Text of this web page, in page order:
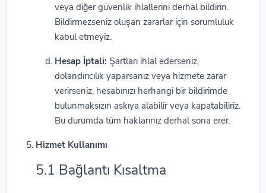
veya diğer güvenlik ihlallerini derhal bildirin.
Bildirmezseniz oluşan zararlar için sorumluluk
kabul etmeyiz.
Hesap İptali: Şartları ihlal ederseniz,
dolandırıcılık yaparsanız veya hizmete zarar
verirseniz, hesabınızı herhangi bir bildirimde
bulunmaksızın askıya alabilir veya kapatabiliriz.
Bu durumda tüm haklarınız derhal sona erer.
Hizmet Kullanımı
5.1 Bağlantı Kısaltma